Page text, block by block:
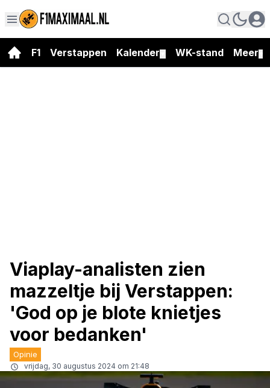
F1 Verstappen Kalender WK-stand Meer
Viaplay-analisten zien
mazzeltje bij Verstappen:
'God op je blote knietjes
voor bedanken'
Opinie
vrijdag, 30 augustus 2024 om 21:48